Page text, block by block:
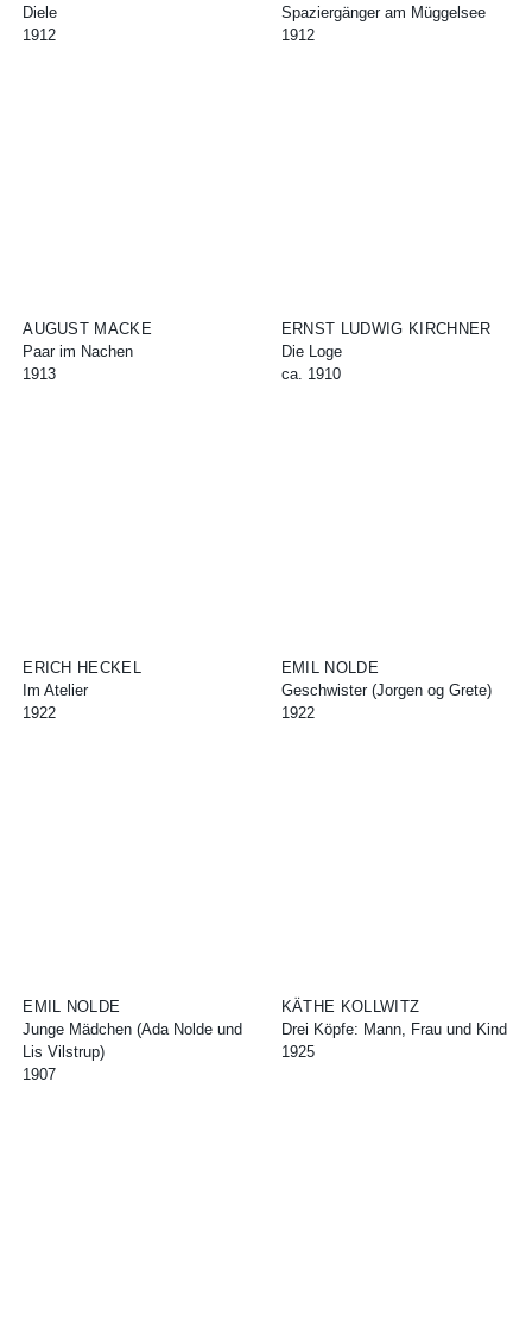
Diele
1912
Spaziergänger am Müggelsee
1912
AUGUST MACKE
Paar im Nachen
1913
ERNST LUDWIG KIRCHNER
Die Loge
ca. 1910
ERICH HECKEL
Im Atelier
1922
EMIL NOLDE
Geschwister (Jorgen og Grete)
1922
EMIL NOLDE
Junge Mädchen (Ada Nolde und
Lis Vilstrup)
1907
KÄTHE KOLLWITZ
Drei Köpfe: Mann, Frau und Kind
1925